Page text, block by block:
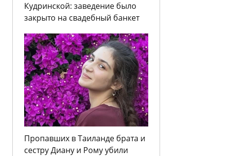
Кудринской: заведение было
закрыто на свадебный банкет
Пропавших в Таиланде брата и
сестру Диану и Рому убили